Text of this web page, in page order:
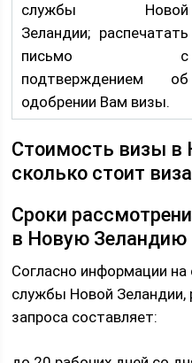
службы Новой
Зеландии; распечатать
письмо с
подтверждением об
одобрении Вам визы.
Стоимость визы
сколько стоит
Сроки
в Новую Зеландию
Согласно информации
службы Новой Зеландии,
запроса составляет: